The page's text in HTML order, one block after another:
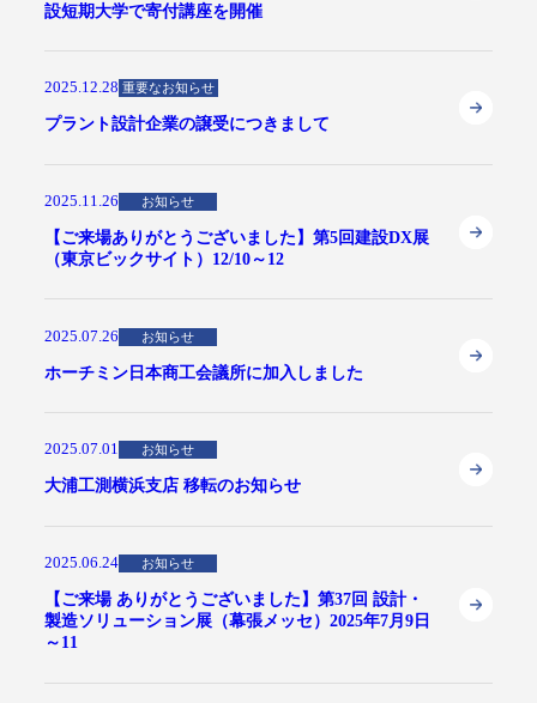
設短期大学で寄付講座を開催
2025.12.28 重要なお知らせ
プラント設計企業の譲受につきまして
2025.11.26 お知らせ
【ご来場ありがとうございました】第5回建設DX展
（東京ビックサイト）12/10～12
2025.07.26 お知らせ
ホーチミン日本商工会議所に加入しました
2025.07.01 お知らせ
大浦工測横浜支店 移転のお知らせ
2025.06.24 お知らせ
【ご来場 ありがとうございました】第37回 設計・
製造ソリューション展（幕張メッセ）2025年7月9日
～11